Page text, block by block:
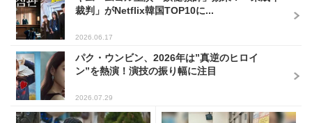
裁判」がNetflix韓国TOP10に...
2026.06.17
パク・ウンビン、2026年は”真逆のヒロイ
ン”を熱演！演技の振り幅に注目
2026.07.29